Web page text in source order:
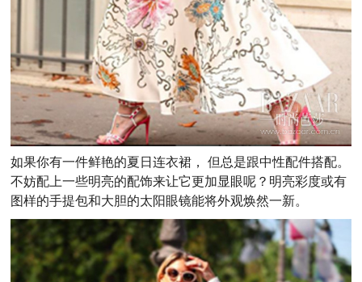
如果你有一件鲜艳的夏日连衣裙， 但总是跟中性配件搭配。
不妨配上一些明亮的配饰来让它更加显眼呢？明亮彩度或有
图样的手提包和大胆的太阳眼镜能将外观焕然一新。